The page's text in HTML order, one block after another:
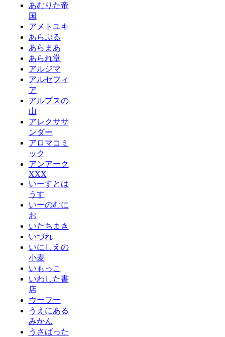
あむりた帝
国
アメトユキ
あらぶる
あらまあ
あられ堂
アルジマ
アルセフィ
ア
アルプスの
山
アレクササ
ンダー
アロマコミ
ック
アンアーク
XXX
いーすとは
うす
いーのむに
お
いたちまき
いづれ
いにしえの
小麦
いもっこ
いわした書
店
ウーフー
うえにある
みかん
うさばった